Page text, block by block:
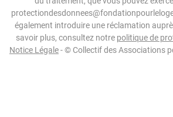
également introduire une réclamation
savoir plus, consultez notre politique de
Notice Légale- © Collectif des Associations